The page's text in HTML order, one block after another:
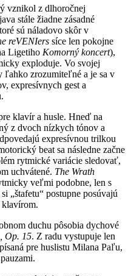
vznikol z dlhoročnej
stále žiadne zásadné
sú náladovo skôr v
reVENIers síce len pokojne
Ligetiho Komorný koncert),
exploduje. Vo svojej
ľahko zrozumiteľné a je sa v
expresívnych gest a
klavír a husle. Hneď na
z dvoch nízkych tónov a
expresívnou trilkou
beat sa následne začne
rytmické variácie sledovať,
uchvátené. The Wrath
veľmi podobne, len s
„štafetu“ postupne posúvajú
klavírom.
duchu pôsobia dychové
Op. 15. Z radu vystupuje len
pre huslistu Milana Paľu,